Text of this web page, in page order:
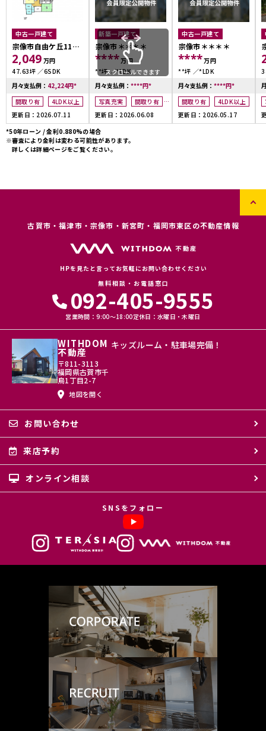
中古一戸建て
宗像市自由ケ丘11丁
目
2,049 万円
47.63坪
6SDK
月々支払例： 42,224円*
間取り有
4LDK以上
更新日：2026.07.11
新築一戸建て
宗像市＊＊＊＊
****万円
**坪
*LDK
月々支払例： ****円*
写真充実
間取り有
4LDK以上
更新日：2026.06.08
中古一戸建て
宗像市＊＊＊＊
****万円
**坪
*LDK
月々支払例： ****円*
間取り有
4LDK以上
オール電化
更新日：2026.05.17
スクロールできます
*50年ローン / 金利0.880%の場合
※審査により金利は変わる可能性があります。
詳しくは詳細ページをご覧ください。
古賀市・福津市・宗像市・新宮町・福岡市東区の不動産情報
HPを見たと言ってお気軽にお問い合わせください
無料相談・お電話窓口
092-405-9555
営業時間：9:00〜18:00定休日：水曜日・木曜日
WITHDOM
不動産
〒811-3113
福岡県古賀市千
鳥1丁目2-7
地図を開く
キッズルーム・駐車場完備！
お問い合わせ
来店予約
オンライン相談
SNSをフォロー